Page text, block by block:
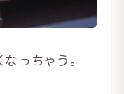
っちゃう。